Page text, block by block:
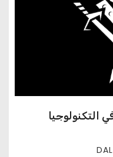
التكنولوجيا